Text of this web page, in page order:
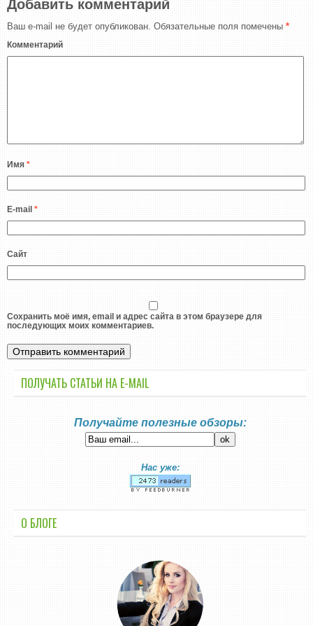
Добавить комментарий
Ваш e-mail не будет опубликован. Обязательные поля помечены *
Комментарий
Имя *
E-mail *
Сайт
Сохранить моё имя, email и адрес сайта в этом браузере для
последующих моих комментариев.
ПОЛУЧАТЬ СТАТЬИ НА E-MАIL
Получайте полезные обзоры:
Нас уже:
О БЛОГЕ